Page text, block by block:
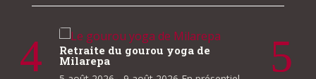
Retraite du gourou yoga de
Milarepa
13
À la une